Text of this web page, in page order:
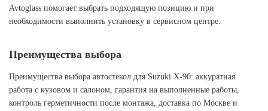
Avtoglass помогает выбрать подходящую позицию и при
необходимости выполнить установку в сервисном центре.
Преимущества выбора
Преимущества выбора автостекол для Suzuki X-90: аккуратная
работа с кузовом и салоном, гарантия на выполненные работы,
контроль герметичности после монтажа, доставка по Москве и